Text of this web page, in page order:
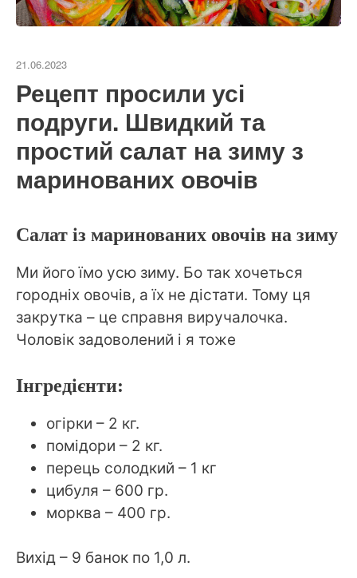
21.06.2023
Рецепт просили усі
подруги. Швидкий та
простий салат на зиму з
маринованих овочів
Салат із маринованих овочів на зиму
Ми його їмо усю зиму. Бо так хочеться
городніх овочів, а їх не дістати. Тому ця
закрутка – це справня виручалочка.
Чоловік задоволений і я тоже
Інгредієнти:
огірки – 2 кг.
помідори – 2 кг.
перець солодкий – 1 кг
цибуля – 600 гр.
морква – 400 гр.
Вихід – 9 банок по 1,0 л.